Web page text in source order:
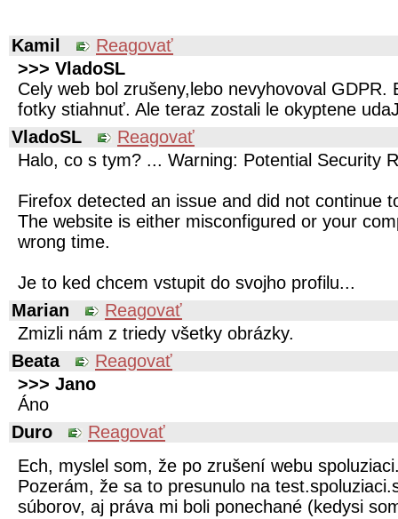
Kamil
Reagovať
>>> VladoSL
Cely web bol zrušeny,lebo nevyhovoval GDPR.
fotky stiahnuť. Ale teraz zostali le okyptene
VladoSL
Reagovať
Halo, co s tym? ... Warning: Potential Security
Firefox detected an issue and did not continue
The website is either misconfigured or your
wrong time.
Je to ked chcem vstupit do svojho profilu...
Marian
Reagovať
Zmizli nám z triedy všetky obrázky.
Beata
Reagovať
>>> Jano
Áno
Duro
Reagovať
Ech, myslel som, že po zrušení webu
Pozerám, že sa to presunulo na
súborov, aj práva mi boli ponechané (kedysi